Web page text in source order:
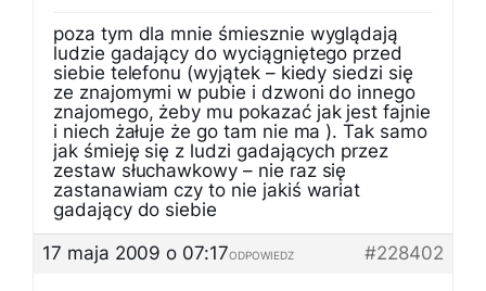
poza tym dla mnie śmiesznie wyglądają
ludzie gadający do wyciągniętego przed
siebie telefonu (wyjątek – kiedy siedzi się
ze znajomymi w pubie i dzwoni do innego
znajomego, żeby mu pokazać jak jest fajnie
i niech żałuje że go tam nie ma ). Tak samo
jak śmieję się z ludzi gadających przez
zestaw słuchawkowy – nie raz się
zastanawiam czy to nie jakiś wariat
gadający do siebie
17 maja 2009 o 07:17
#228402
ODPOWIEDZ